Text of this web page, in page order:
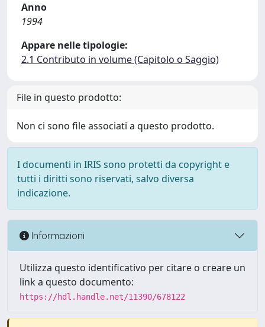
Anno
1994
Appare nelle tipologie:
2.1 Contributo in volume (Capitolo o Saggio)
File in questo prodotto:
Non ci sono file associati a questo prodotto.
I documenti in IRIS sono protetti da copyright e
tutti i diritti sono riservati, salvo diversa
indicazione.
Informazioni
Utilizza questo identificativo per citare o creare un
link a questo documento:
https://hdl.handle.net/11390/678122